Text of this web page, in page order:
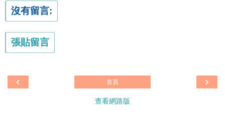
沒有留言:
張貼留言
‹ ›
首頁
查看網路版